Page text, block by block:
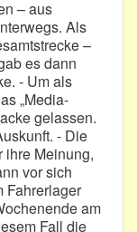
– aus
Als
–
es dann
- Um als
„Media-
gelassen.
- Die
ihre Meinung,
vor sich
Fahrerlager
am
Fall die